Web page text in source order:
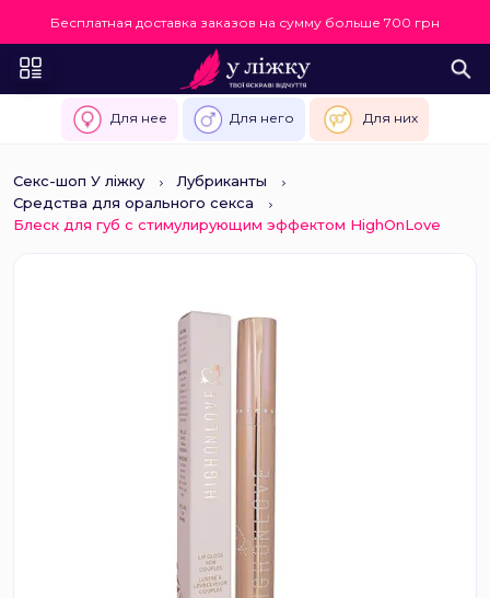
Бесплатная доставка заказов на сумму больше 700 грн
Для нее Для него Для них
Секс-шоп У ліжку
Лубриканты
Средства для орального секса
Блеск для губ с стимулирующим эффектом HighOnLove